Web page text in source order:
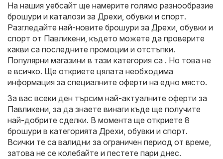
На нашия уебсайт ще намерите голямо разнообразие
брошури и каталози за Дрехи, обувки и спорт.
Разгледайте най-новите брошури за Дрехи, обувки и
спорт от Павликени, където можете да проверите
какви са последните промоции и отстъпки.
Популярни магазини в тази категория са . Но това не
е всичко. Ще откриете цялата необходима
информация за специалните оферти на едно място.
За вас всеки ден търсим най-актуалните оферти за
Павликени, за да знаете винаги къде ще получите
най-добрите сделки. В момента ще откриете 8
брошури в категорията Дрехи, обувки и спорт.
Всички те са валидни за ограничен период от време,
затова не се колебайте и пестете пари днес.